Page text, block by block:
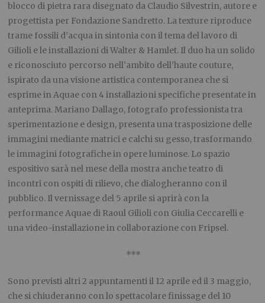
blocco di pietra rara disegnato da Claudio Silvestrin, autore e
progettista per Fondazione Sandretto. La texture riproduce
trame fossili d’acqua in sintonia con il tema del lavoro di
Gilioli e le installazioni di Walter & Hamlet. Il duo ha un solido
e riconosciuto percorso nell’ambito dell’haute couture,
ispirato da una visione artistica contemporanea che si
esprime in Aquae con 4 installazioni specifiche presentate in
anteprima. Mariano Dallago, fotografo professionista tra
sperimentazione e design, presenta una trasposizione delle
immagini mediante matrici e calchi su gesso, trasformando
le immagini fotografiche in opere luminose. Lo spazio
espositivo sarà nel mese della mostra anche teatro di
incontri con ospiti di rilievo, che dialogheranno con il
pubblico. Il vernissage del 5 aprile si aprirà con la
performance Aquae di Raoul Gilioli con Giulia Ceccarelli e
una video-installazione in collaborazione con Fripsel.
***
Sono previsti altri 2 appuntamenti il 12 aprile ed il 3 maggio,
che si chiuderanno con lo spettacolare finissage del 10